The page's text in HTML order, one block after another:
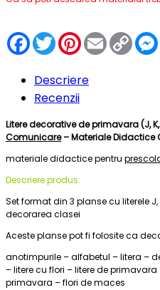
Facebook
TwitterPinterest
EmailCopy
Link
Descriere
Recenzii
Litere decorative de primavara (J,
Comunicare– Materiale Didactice
materiale didactice pentru
Descriere produs:
Set format din 3 planse cu literele
decorarea clasei
Aceste planse pot fi folosite ca
anotimpurile – alfabetul – litera –
– litere cu flori – litere de
primavara – flori de maces